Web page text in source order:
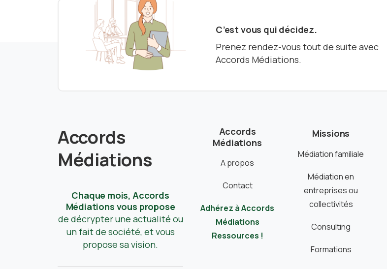
C’est vous qui décidez.
Prenez rendez-vous tout de suite avec
Accords Médiations.
Accords
Médiations
Chaque mois, Accords
Médiations vous propose
de décrypter une actualité ou
un fait de société, et vous
propose sa vision.
Accords
Médiations
A propos
Contact
Adhérez à Accords
Médiations
Ressources !
Missions
Médiation familiale
Médiation en
entreprises ou
collectivités
Consulting
Formations